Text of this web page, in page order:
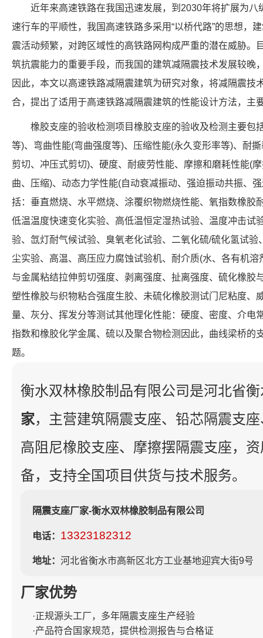
近年来高速铁路在我国迅速发展，到2030年将扩展为
速行车的平顺性，我国高速铁路多采用“以桥代路”的思想，
震活动频繁，对跨区域性的高铁路网构成严重的潜在威胁。
筑抗震能力的重要手段，而我国的建筑减隔震技术发展较晚
因此，本文以高速铁路减隔震建筑为研究对象，将减隔震技
合，提出了适用于高速铁路减隔震建筑的性能设计方法，主
橡胶支座的验收检测项目橡胶支座的验收及检测主要包
等)、弯曲性能(弯曲强度等)、压缩性能(永久变形率等)、耐
剪切、冲压式剪切)、硬度、耐疲劳性能、摩擦和磨耗性能(
曲、压缩)、动态力学性能(自动衰减振动、强迫振动共振、
括：垂直燃烧、水平燃烧、涂覆织物燃烧性能、氧指数橡胶
低温温度快速变化实验、高低温恒定湿热试验、温度冲击试
验、氙灯耐气候试验、臭氧老化试验、二氧化硫/硫化氢试
尘实验、高温、高压应力腐蚀试验机、耐介质(水、各有机
与金属粘结拉伸剪切强度、剥离强度、扯离强度、硫化橡胶
塑性橡胶与织物粘合强度生胶、未硫化橡胶测试门尼粘度、
量、灰分、挥发分等测试其他理化性能：硬度、密度、介电
指数和橡胶化学金属、硫以及聚合物检测因此，曲线梁桥的
题。
衡水双林橡胶制品有限公司是河北省
家，主营建筑隔震支座、铅芯隔震支
高阻尼橡胶支座、摩擦摆隔震支座，
备，支持全国项目供货与技术服务。
隔震支座厂家-衡水双林橡胶制品有限公司
电话： 13323182312
地址： 河北省衡水市高新区北方工业基地迎宾大街9号
厂家优势
·正规源头工厂，多年隔震支座生产经验
·产品符合国家规范，提供检测报告与合格证